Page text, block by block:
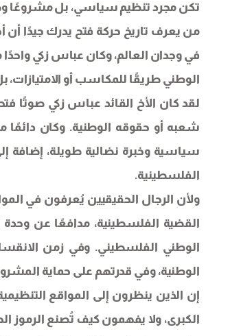
تكن مجرد تنظيم سياسي، بل مشروعًا
من يعرف تاريخ حركة فتح يدرك جيدًا أن
في وجدان العالم، وكان عباس زكي
الوطني طريقًا للمكاسب أو الامتيازات،
لقد كان الأخ القائد عباس زكي صوتًا
شعبه أو حقوقه الوطنية. وكان دائمًا
سياسية وخبرة نضالية طويلة، إضافة
الفلسطينية.
ولأن الرجال الحقيقيين يُعرفون في
القضية الفلسطينية، مدافعًا عن
الوطني الفلسطيني. وفي زمن
الوطنية، وفي قدرتهم على حماية
إن الذين ينظرون إلى المواقع
الكبرى، ولا يفهمون كيف تُصنع الرموز